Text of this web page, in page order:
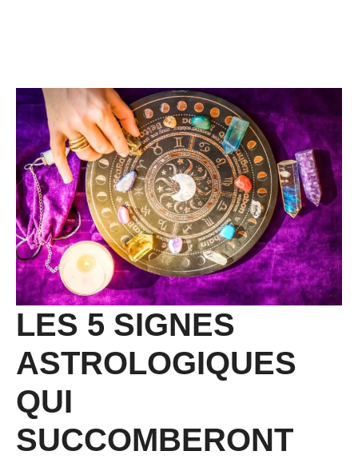
LES 5 SIGNES
ASTROLOGIQUES
QUI
SUCCOMBERONT